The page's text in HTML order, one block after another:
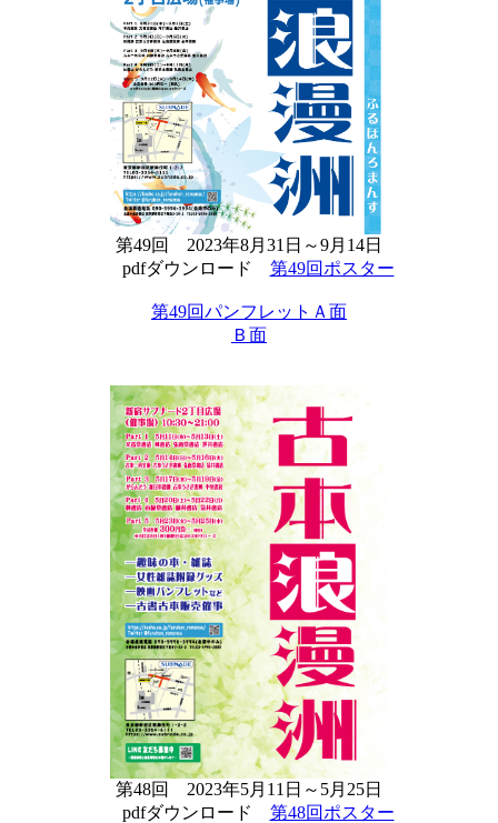
第49回 2023年8月31日～9月14日
pdfダウンロード 第49回ポスター
第49回パンフレットＡ面
Ｂ面
第48回 2023年5月11日～5月25日
pdfダウンロード 第48回ポスター